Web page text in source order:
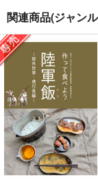
関連商品(ジャン